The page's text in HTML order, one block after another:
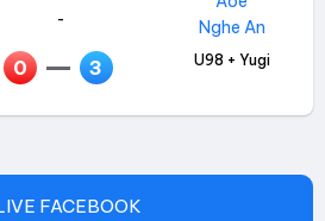
-
0 3 U98 + Yugi
FACEBOOK